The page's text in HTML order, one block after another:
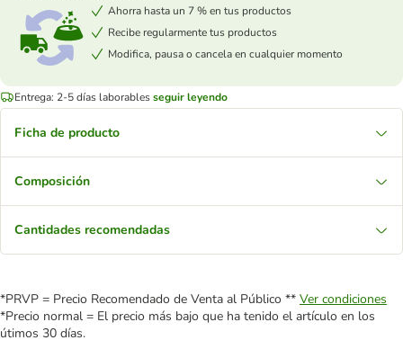
Ahorra hasta un 7 % en tus productos
Recibe regularmente tus productos
Modifica, pausa o cancela en cualquier momento
Entrega: 2-5 días laborablesseguir leyendo
Ficha de producto
Composición
Cantidades recomendadas
*PRVP = Precio Recomendado de Venta al Público ** Ver condiciones
*Precio normal = El precio más bajo que ha tenido el artículo en los
útimos 30 días.